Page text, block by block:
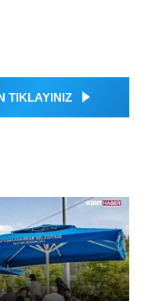
TIKLAYINIZ